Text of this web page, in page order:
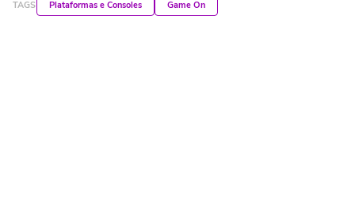
TAGS Plataformas e Consoles Game On